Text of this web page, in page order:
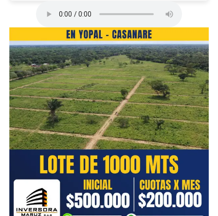
fortalezcan la educación y el bienestar de la comunidad
acompañamiento.